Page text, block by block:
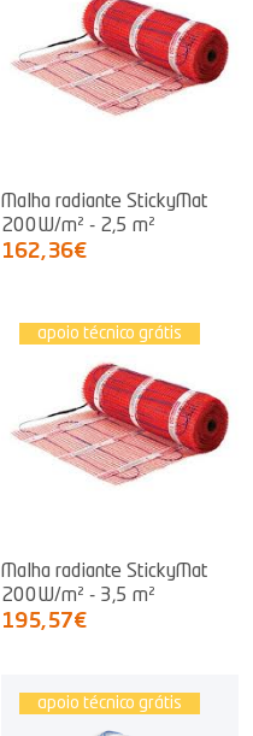
Malha radiante StickyMat
200W/m² - 2,5 m²
162,36€
apoio técnico grátis
Malha radiante StickyMat
200W/m² - 3,5 m²
195,57€
apoio técnico grátis